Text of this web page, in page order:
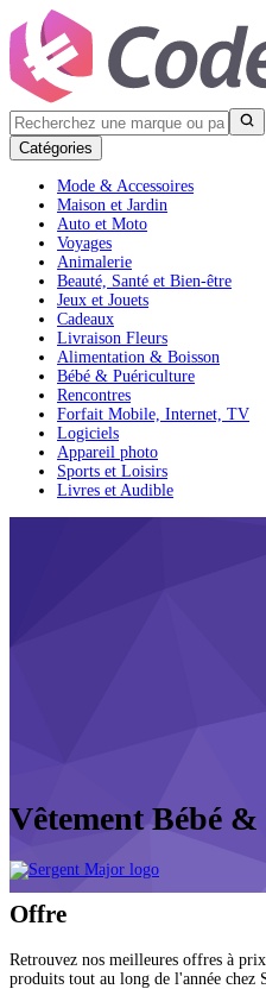
Catégories
Mode & Accessoires
Maison et Jardin
Auto et Moto
Voyages
Animalerie
Beauté, Santé et Bien-être
Jeux et Jouets
Cadeaux
Livraison Fleurs
Alimentation & Boisson
Bébé & Puériculture
Rencontres
Forfait Mobile, Internet, TV
Logiciels
Appareil photo
Sports et Loisirs
Livres et Audible
Vêtement Bébé
Offre
Retrouvez nos meilleures offres à
produits tout au long de l'année chez